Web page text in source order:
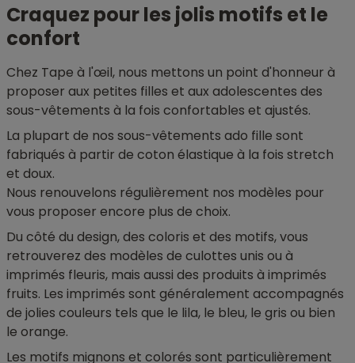
Craquez pour les jolis motifs et le
confort
Chez Tape à l'œil, nous mettons un point d'honneur à
proposer aux petites filles et aux adolescentes des
sous-vêtements à la fois confortables et ajustés.
La plupart de nos sous-vêtements ado fille sont
fabriqués à partir de coton élastique à la fois stretch
et doux.
Nous renouvelons régulièrement nos modèles pour
vous proposer encore plus de choix.
Du côté du design, des coloris et des motifs, vous
retrouverez des modèles de culottes unis ou à
imprimés fleuris, mais aussi des produits à imprimés
fruits. Les imprimés sont généralement accompagnés
de jolies couleurs tels que le lila, le bleu, le gris ou bien
le orange.
Les motifs mignons et colorés sont particulièrement